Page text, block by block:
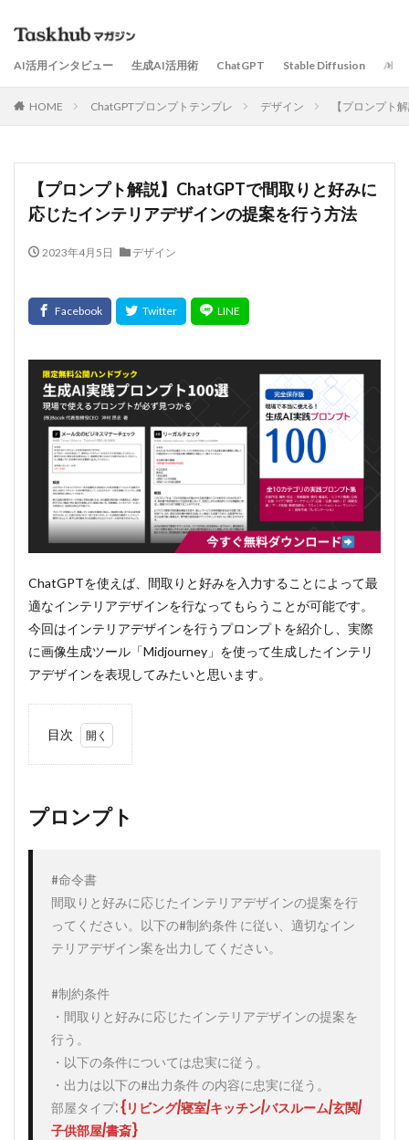
AI活用インタビュー 生成AI活用術 ChatGPT Stable Diffusion AIサ
HOME ChatGPTプロンプトテンプレ デザイン 【プロンプト
【プロンプト解説】ChatGPTで間取りと好みに
応じたインテリアデザインの提案を行う方法
2023年4月5日 デザイン
ChatGPTを使えば、間取りと好みを入力することによって最
適なインテリアデザインを行なってもらうことが可能です。
今回はインテリアデザインを行うプロンプトを紹介し、実際
に画像生成ツール「Midjourney」を使って生成したインテリ
アデザインを表現してみたいと思います。
目次
ト
ンプ
トの
例
2.1
実
際に
に入力し
てみた結
果
3
出力結
果を
Midjourney
を用いて表
現してみる
プロンプト
#命令書
間取りと好みに応じたインテリアデザインの提案を行
ってください。以下の#制約条件 に従い、適切なイン
テリアデザイン案を出力してください。
#制約条件
・間取りと好みに応じたインテリアデザインの提案を
行う。
・以下の条件については忠実に従う。
・出力は以下の#出力条件 の内容に忠実に従う。
部屋タイプ: {リビング/寝室/キッチン/バスルーム/玄関/
子供部屋/書斎}